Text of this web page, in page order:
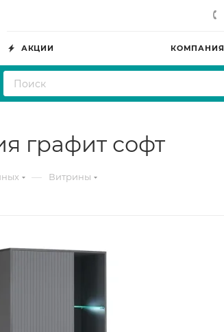
АКЦИИ КОМПАНИЯ
графит софт
— Витрины